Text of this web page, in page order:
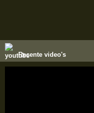
Recente video's